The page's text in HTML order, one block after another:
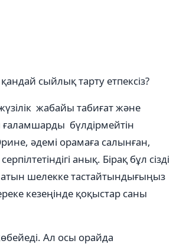
сыйлық тарту етпексіз?
жабайы табиғат және
бүлдірмейтін
әдемі орамаға салынған,
анық. Бірақ бұл сізді
шелекке тастайтындығыңыз
кезеңінде қоқыстар саны
Ал осы орайда